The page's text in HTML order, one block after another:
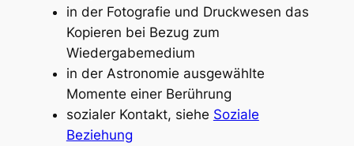
in der Fotografie und Druckwesen das
Kopieren bei Bezug zum
Wiedergabemedium
in der Astronomie ausgewählte
Momente einer Berührung
sozialer Kontakt, siehe Soziale
Beziehung